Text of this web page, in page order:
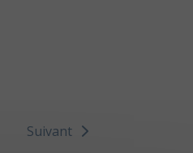
Suivant